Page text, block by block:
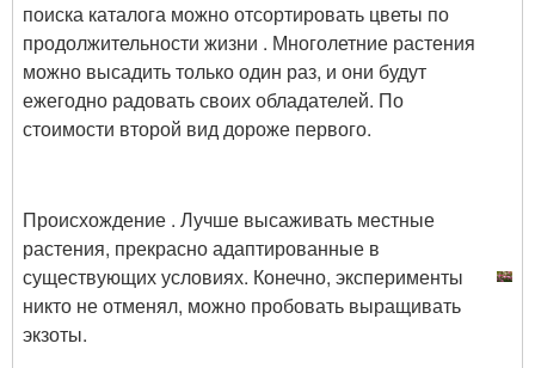
поиска каталога можно отсортировать цветы по
продолжительности жизни . Многолетние растения
можно высадить только один раз, и они будут
ежегодно радовать своих обладателей. По
стоимости второй вид дороже первого.
Происхождение . Лучше высаживать местные
растения, прекрасно адаптированные в
существующих условиях. Конечно, эксперименты
никто не отменял, можно пробовать выращивать
экзоты.